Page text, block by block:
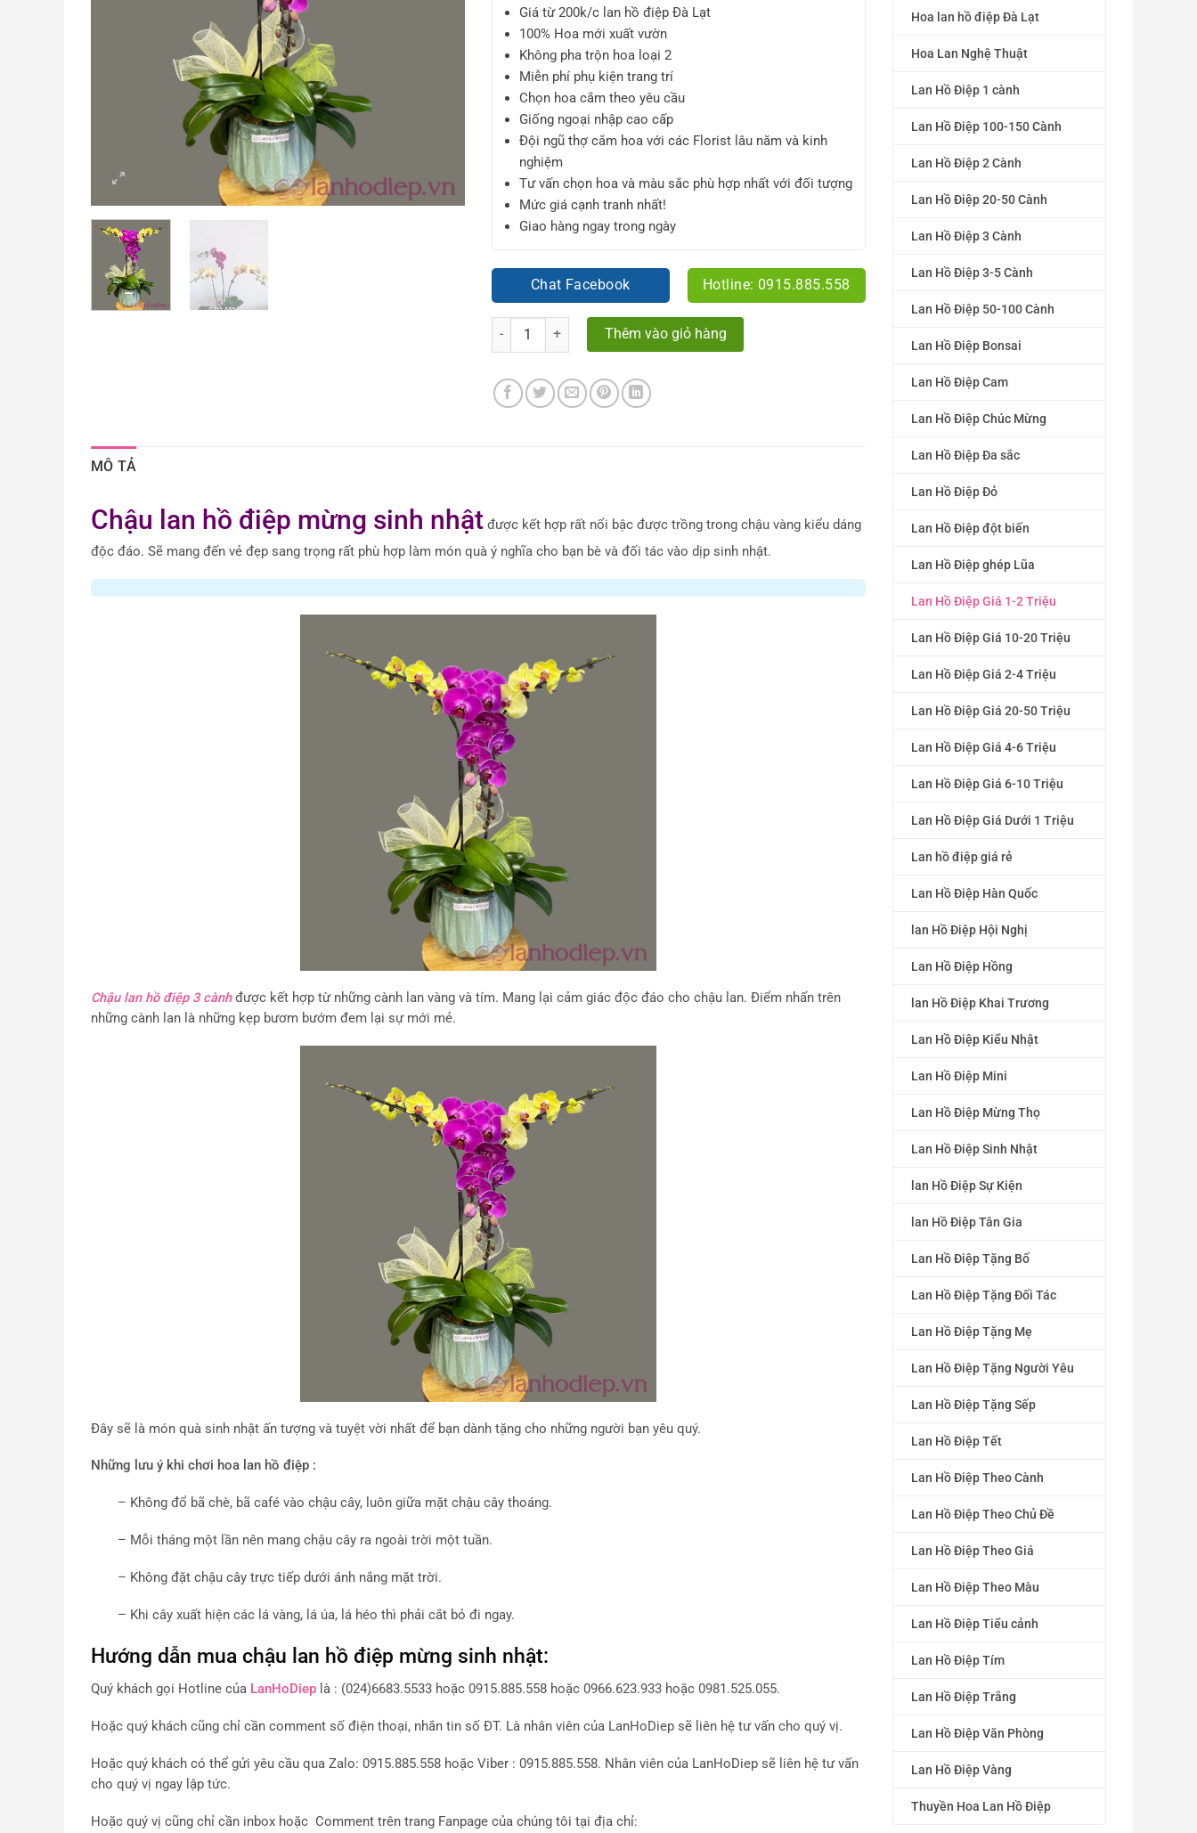
Hoa lan hồ điệp Đà Lạt
Hoa Lan Nghệ Thuật
Lan Hồ Điệp 1 cành
Lan Hồ Điệp 100-150 Cành
Lan Hồ Điệp 2 Cành
Lan Hồ Điệp 20-50 Cành
Lan Hồ Điệp 3 Cành
Lan Hồ Điệp 3-5 Cành
Lan Hồ Điệp 50-100 Cành
Lan Hồ Điệp Bonsai
Lan Hồ Điệp Cam
Lan Hồ Điệp Chúc Mừng
Lan Hồ Điệp Đa sắc
Lan Hồ Điệp Đỏ
Lan Hồ Điệp đột biến
Lan Hồ Điệp ghép Lũa
Lan Hồ Điệp Giá 1-2 Triệu
Lan Hồ Điệp Giá 10-20 Triệu
Lan Hồ Điệp Giá 2-4 Triệu
Lan Hồ Điệp Giá 20-50 Triệu
Lan Hồ Điệp Giá 4-6 Triệu
Lan Hồ Điệp Giá 6-10 Triệu
Lan Hồ Điệp Giá Dưới 1 Triệu
Lan hồ điệp giá rẻ
Lan Hồ Điệp Hàn Quốc
lan Hồ Điệp Hội Nghị
Lan Hồ Điệp Hồng
lan Hồ Điệp Khai Trương
Lan Hồ Điệp Kiểu Nhật
Lan Hồ Điệp Mini
Lan Hồ Điệp Mừng Thọ
Lan Hồ Điệp Sinh Nhật
lan Hồ Điệp Sự Kiện
lan Hồ Điệp Tân Gia
Lan Hồ Điệp Tặng Bố
Lan Hồ Điệp Tặng Đối Tác
Lan Hồ Điệp Tặng Mẹ
Lan Hồ Điệp Tặng Người Yêu
Lan Hồ Điệp Tặng Sếp
Lan Hồ Điệp Tết
Lan Hồ Điệp Theo Cành
Lan Hồ Điệp Theo Chủ Đề
Lan Hồ Điệp Theo Giá
Lan Hồ Điệp Theo Màu
Lan Hồ Điệp Tiểu cảnh
Lan Hồ Điệp Tím
Lan Hồ Điệp Trắng
Lan Hồ Điệp Văn Phòng
Lan Hồ Điệp Vàng
Thuyền Hoa Lan Hồ Điệp
Giá từ 200k/c lan hồ điệp Đà Lạt
100% Hoa mới xuất vườn
Không pha trộn hoa loại 2
Miễn phí phụ kiện trang trí
Chọn hoa cắm theo yêu cầu
Giống ngoại nhập cao cấp
Đội ngũ thợ cắm hoa với các Florist lâu năm và kinh
nghiệm
Tư vấn chọn hoa và màu sắc phù hợp nhất với đối tượng
Mức giá cạnh tranh nhất!
Giao hàng ngay trong ngày
Chat Facebook Hotline: 0915.885.558
Số lượng Thêm vào giỏ hàng
MÔ TẢ
Chậu lan hồ điệp mừng sinh nhật được kết hợp rất nổi bậc được trồng trong chậu vàng kiểu dáng
độc đáo. Sẽ mang đến vẻ đẹp sang trọng rất phù hợp làm món quà ý nghĩa cho bạn bè và đối tác vào dịp sinh nhật.
Chậu lan hồ điệp 3 cànhđược kết hợp từ những cành lan vàng và tím. Mang lại cảm giác độc đáo cho chậu lan. Điểm nhấn trên
những cành lan là những kẹp bươm bướm đem lại sự mới mẻ.
Đây sẽ là món quà sinh nhật ấn tượng và tuyệt vời nhất để bạn dành tặng cho những người bạn yêu quý.
Những lưu ý khi chơi hoa lan hồ điệp :
– Không đổ bã chè, bã café vào chậu cây, luôn giữa mặt chậu cây thoáng.
– Mỗi tháng một lần nên mang chậu cây ra ngoài trời một tuần.
– Không đặt chậu cây trực tiếp dưới ánh nắng mặt trời.
– Khi cây xuất hiện các lá vàng, lá úa, lá héo thì phải cắt bỏ đi ngay.
Hướng dẫn mua chậu lan hồ điệp mừng sinh nhật:
Quý khách gọi Hotline của LanHoDiep là : (024)6683.5533 hoặc 0915.885.558 hoặc 0966.623.933 hoặc 0981.525.055.
Hoặc quý khách cũng chỉ cần comment số điện thoại, nhắn tin số ĐT. Là nhân viên của LanHoDiep sẽ liên hệ tư vấn cho quý vị.
Hoặc quý khách có thể gửi yêu cầu qua Zalo: 0915.885.558 hoặc Viber : 0915.885.558. Nhân viên của LanHoDiep sẽ liên hệ tư vấn
cho quý vị ngay lập tức.
Hoặc quý vị cũng chỉ cần inbox hoặc Comment trên trang Fanpage của chúng tôi tại địa chỉ: